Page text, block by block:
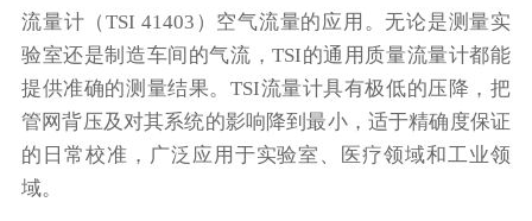
流量计（TSI 41403）空气流量的应用。无论是测量实
验室还是制造车间的气流，TSI的通用质量流量计都能
提供准确的测量结果。TSI流量计具有极低的压降，把
管网背压及对其系统的影响降到最小，适于精确度保证
的日常校准，广泛应用于实验室、医疗领域和工业领
域。